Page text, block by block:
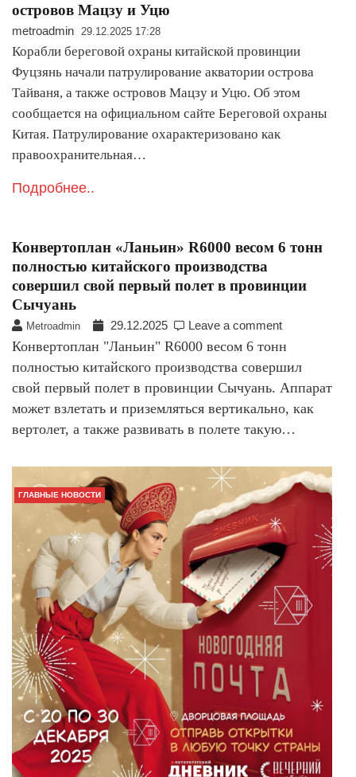
островов Мацзу и Уцю
metroadmin 29.12.2025 17:28
Корабли береговой охраны китайской провинции
Фуцзянь начали патрулирование акватории острова
Тайваня, а также островов Мацзу и Уцю. Об этом
сообщается на официальном сайте Береговой охраны
Китая. Патрулирование охарактеризовано как
правоохранительная…
Подробнее..
Конвертоплан «Ланьин» R6000 весом 6 тонн
полностью китайского производства
совершил свой первый полет в провинции
Сычуань
Metroadmin 29.12.2025 Leave a comment
Конвертоплан "Ланьин" R6000 весом 6 тонн
полностью китайского производства совершил
свой первый полет в провинции Сычуань. Аппарат
может взлетать и приземляться вертикально, как
вертолет, а также развивать в полете такую…
ГЛАВНЫЕ НОВОСТИ